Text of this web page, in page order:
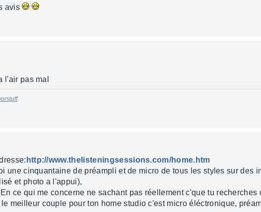
avis
l'air pas mal
http://www.thelisteningsessions.com/home.htm
une cinquantaine de préampli et de micro de tous les styles sur des
et photo a l'appui),
ce qui me concerne ne sachant pas réellement c'que tu recherches
meilleur couple pour ton home studio c'est micro éléctronique,